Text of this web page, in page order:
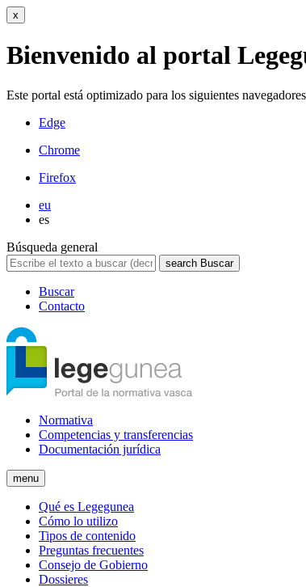
x
Bienvenido al portal
Este portal está optimizado para los siguientes
Edge
Chrome
Firefox
eu
es
Búsqueda general
search Buscar
Buscar
Contacto
Normativa
Competencias y transferencias
Documentación jurídica
menu
Qué es Legegunea
Cómo lo utilizo
Tipos de contenido
Preguntas frecuentes
Consejo de Gobierno
Dossieres